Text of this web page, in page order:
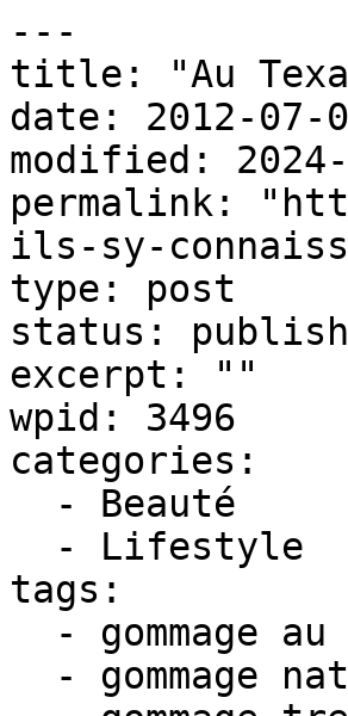
---
title: "Au
date: 2012-07-
modified: 2024-
permalink:
ils-sy-
type: post
status: publish
excerpt: ""
wpid: 3496
categories:
tags: